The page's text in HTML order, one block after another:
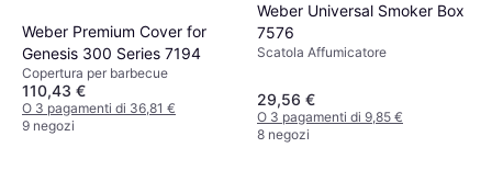
Weber Premium Cover for
Genesis 300 Series 7194
Copertura per barbecue
110,43 €
O 3 pagamenti di 36,81 €
9 negozi
Weber Universal Smoker Box
7576
Scatola Affumicatore
29,56 €
O 3 pagamenti di 9,85 €
8 negozi